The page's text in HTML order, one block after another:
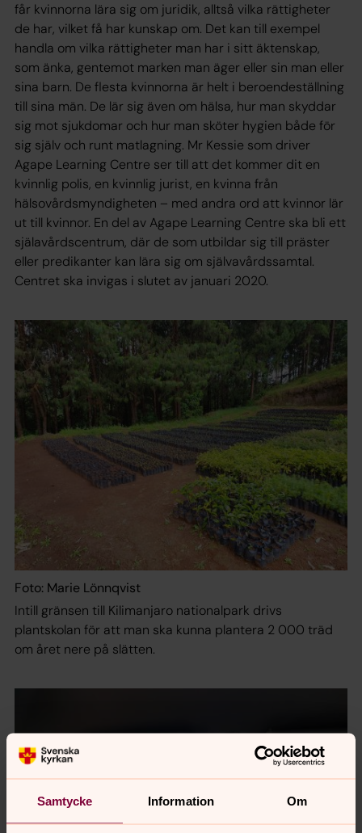
Samtycke Information Om
får kvinnorna lära sig om juridik, alltså vilka rättigheter
de har, vilket få har kunskap om. Det kan till exempel
handla om vilka rättigheter man har i sitt äktenskap,
som änka, gentemot marken man äger eller sin man eller
sina barn. De flesta kvinnorna är helt i beroendeställning
till sina män. De lär sig även om hälsa, hur man skyddar
sig mot sjukdomar och hur man sköter hygien både för
sig själv och runt matlagning. Mr Kessie som driver
Agape Learning Centre ser till att det kommer dit en
kvinnlig polis, en kvinnlig jurist, en kvinna från
hälsovårdsmyndigheten – med andra ord att kvinnor lär
ut till kvinnor. En del av Agape Learning Centre ska bli ett
själavårdscentrum, där de som utbildar sig till präster
eller predikanter kan lära sig om självavårdssamtal.
Centret ska invigas i slutet av januari 2020.
Foto: Marie Lönnqvist
Intill gränsen till Kilimanjaro nationalpark drivs
plantskolan för att man ska kunna plantera 2 000 träd
om året nere på slätten.